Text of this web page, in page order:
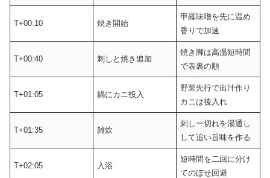
T+00:10 焼き開始
甲羅味噌を先に温め
香りで加速
T+00:40 刺しと焼き追加
焼き脚は高温短時間
で表裏の順
T+01:05 鍋にカニ投入
野菜先行で出汁作り
カニは後入れ
T+01:35 雑炊
刺し一切れを湯通し
して追い旨味を作る
T+02:05 入浴
短時間を二回に分け
てのぼせ回避